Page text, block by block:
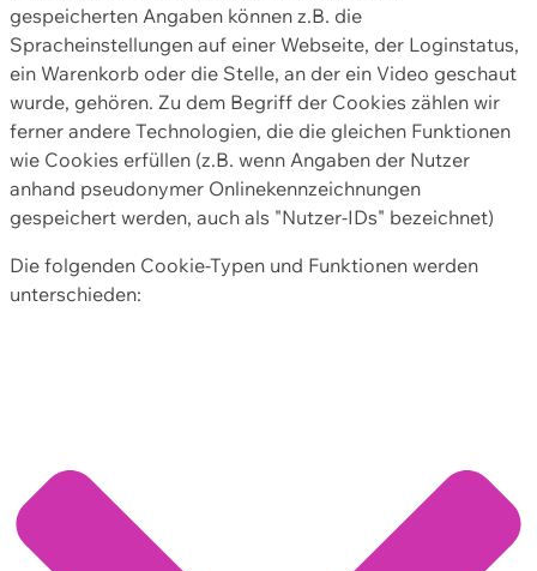
gespeicherten Angaben können z.B. die
Spracheinstellungen auf einer Webseite, der Loginstatus,
ein Warenkorb oder die Stelle, an der ein Video geschaut
wurde, gehören. Zu dem Begriff der Cookies zählen wir
ferner andere Technologien, die die gleichen Funktionen
wie Cookies erfüllen (z.B. wenn Angaben der Nutzer
anhand pseudonymer Onlinekennzeichnungen
gespeichert werden, auch als "Nutzer-IDs" bezeichnet)
Die folgenden Cookie-Typen und Funktionen werden
unterschieden: